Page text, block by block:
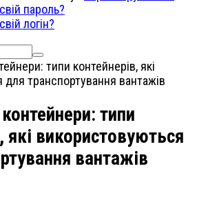
пароль?
логін?
типи
які використовуються
вантажів